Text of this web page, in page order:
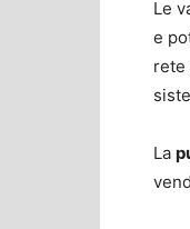
Le
e
rete
La